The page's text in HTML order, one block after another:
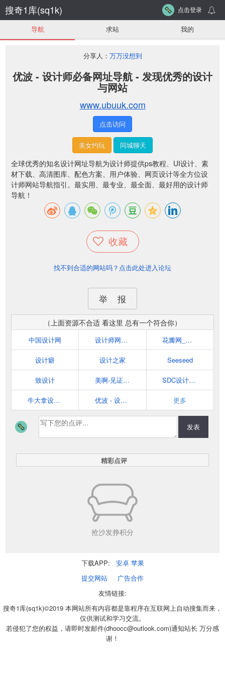
搜奇1库(sq1k) 点击登录
导航 求站 我的
分享人： 万万没想到
优波 - 设计师必备网址导航 - 发现优秀的设计
与网站
www.ubuuk.com
点击访问
美女约玩 同城聊天
全球优秀的知名设计网址导航为设计师提供ps教程、UI设计、素
材下载、高清图库、配色方案、用户体验、网页设计等全方位设
计师网站导航指引。最实用、最专业、最全面、最好用的设计师
导航！
收藏
找不到合适的网站吗？点击此处进入论坛
举 报
（上面资源不合适 看这里 总有一个符合你）
中国设计网 设计师网址导航 花瓣网_陪你做生活的设计师（发现、采集你喜欢的灵感、家居、穿搭、婚礼、美食、旅行、美图、商品等）
设计癖 设计之家 Seeseed
致设计 美啊-见证设计的力量 SDC设计师网址导航 - 学设计从这里开始！
牛大拿设计师导航_Niudana.com 优波 - 设计师必备网址导航 - 发现优秀的设计与网站 更多
发表
精彩点评
抢沙发挣积分
下载APP: 安卓 苹果
提交网站
广告合作
友情链接:
搜奇1库(sq1k)©2019 本网站所有内容都是靠程序在互联网上自动搜集而来，
仅供测试和学习交流。
若侵犯了您的权益，请即时发邮件(dhoocc@outlook.com)通知站长 万分感
谢！